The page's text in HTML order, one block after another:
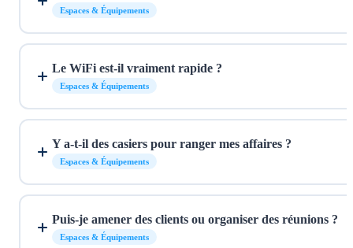
Espaces & Équipements
Le WiFi est-il vraiment rapide ?
Espaces & Équipements
Y a-t-il des casiers pour ranger mes affaires ?
Espaces & Équipements
Puis-je amener des clients ou organiser des réunions ?
Espaces & Équipements